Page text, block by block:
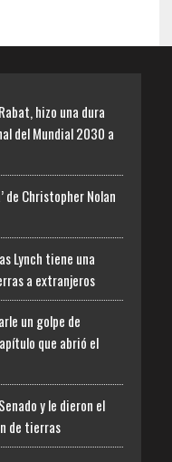
hizo una dura
del Mundial 2030 a
de Christopher Nolan
Lynch tiene una
a extranjeros
un golpe de
que abrió el
y le dieron el
de tierras